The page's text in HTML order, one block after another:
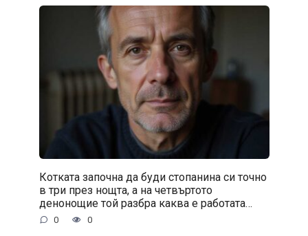
Котката започна да буди стопанина си точно
в три през нощта, а на четвъртото
денонощие той разбра каква е работата…
0 0